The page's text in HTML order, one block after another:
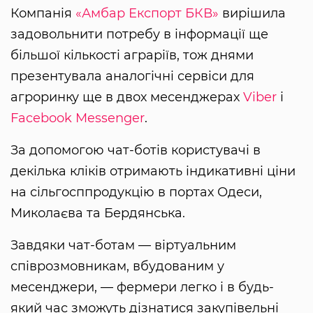
Компанія «Амбар Експорт БКВ» вирішила
задовольнити потребу в інформації ще
більшої кількості аграріїв, тож днями
презентувала аналогічні сервіси для
агроринку ще в двох месенджерах Viber і
Facebook Messenger.
За допомогою чат-ботів користувачі в
декілька кліків отримають індикативні ціни
на сільгосппродукцію в портах Одеси,
Миколаєва та Бердянська.
Завдяки чат-ботам — віртуальним
співрозмовникам, вбудованим у
месенджери, — фермери легко і в будь-
який час зможуть дізнатися закупівельні